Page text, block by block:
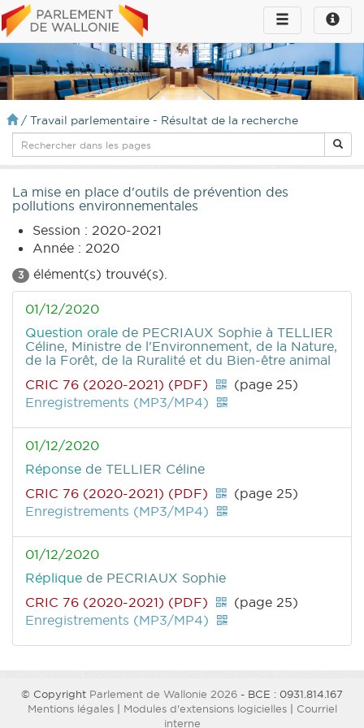
Toggle
infos
Toggle
navigation
/ Travail parlementaire - Résultat de la recherche
La mise en place d'outils de prévention des
pollutions environnementales
Session : 2020-2021
Année : 2020
3 élément(s) trouvé(s).
01/12/2020
Question orale de PECRIAUX Sophie à TELLIER
Céline, Ministre de l'Environnement, de la Nature,
de la Forêt, de la Ruralité et du Bien-être animal
CRIC 76 (2020-2021) (PDF)
(page 25)
Enregistrements (MP3/MP4)
01/12/2020
Réponse de TELLIER Céline
CRIC 76 (2020-2021) (PDF)
(page 25)
Enregistrements (MP3/MP4)
01/12/2020
Réplique de PECRIAUX Sophie
CRIC 76 (2020-2021) (PDF)
(page 25)
Enregistrements (MP3/MP4)
© Copyright Parlement de Wallonie 2026 - BCE : 0931.814.167
Mentions légales| Modules d'extensions logicielles| Courriel
interne